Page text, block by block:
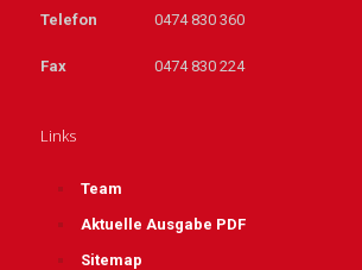
Telefon 0474 830 360
Fax 0474 830 224
Links
Team
Aktuelle Ausgabe PDF
Sitemap